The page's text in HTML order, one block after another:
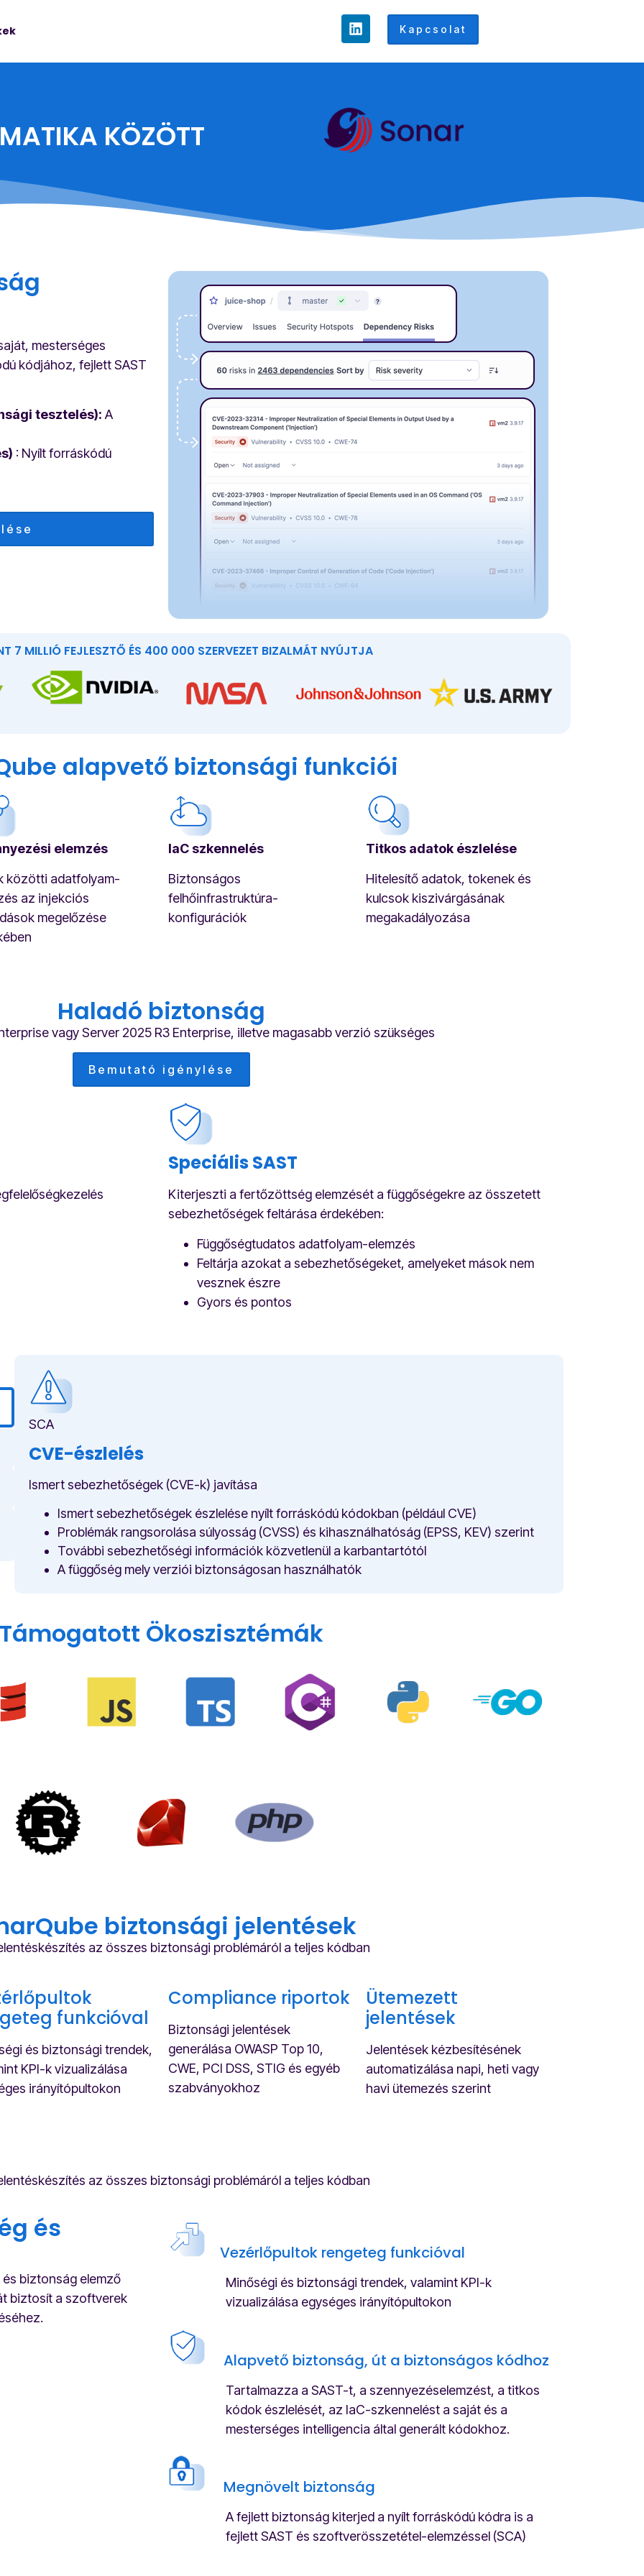
Kapcsolat
KÖZÖTT
mesterséges
kódjához, fejlett SAST
tesztelés): A
: Nyílt forráskódú
7 MILLIÓ FEJLESZTŐ ÉS 400 000 SZERVEZET BIZALMÁT NYÚJTJA
alapvető biztonsági funkciói
elemzés
közötti adatfolyam-
az injekciós
megelőzése
IaC szkennelés
Biztonságos
felhőinfrastruktúra-
konfigurációk
Titkos adatok észlelése
Hitelesítő adatok, tokenek és
kulcsok kiszivárgásának
megakadályozása
Haladó biztonság
vagy Server 2025 R3 Enterprise, illetve magasabb verzió szükséges
Bemutató igénylése
Speciális SAST
Kiterjeszti a fertőzöttség elemzését a függőségekre az összetett
sebezhetőségek feltárása érdekében:
Függőségtudatos adatfolyam-elemzés
Feltárja azokat a sebezhetőségeket, amelyeket mások nem
vesznek észre
Gyors és pontos
SCA
CVE-észlelés
Ismert sebezhetőségek (CVE-k) javítása
Ismert sebezhetőségek észlelése nyílt forráskódú kódokban (például CVE)
Problémák rangsorolása súlyosság (CVSS) és kihasználhatóság (EPSS, KEV) szerint
További sebezhetőségi információk közvetlenül a karbantartótól
A függőség mely verziói biztonságosan használhatók
Ökoszisztémák
biztonsági jelentések
az összes biztonsági problémáról a teljes kódban
funkcióval
és biztonsági trendek,
KPI-k vizualizálása
irányítópultokon
Compliance riportok
Biztonsági jelentések
generálása OWASP Top 10,
CWE, PCI DSS, STIG és egyéb
szabványokhoz
Ütemezett
jelentések
Jelentések kézbesítésének
automatizálása napi, heti vagy
havi ütemezés szerint
az összes biztonsági problémáról a teljes kódban
és
biztonság elemző
biztosít a szoftverek
Vezérlőpultok rengeteg funkcióval
Minőségi és biztonsági trendek, valamint KPI-k
vizualizálása egységes irányítópultokon
Alapvető biztonság, út a biztonságos kódhoz
Tartalmazza a SAST-t, a szennyezéselemzést, a titkos
kódok észlelését, az IaC-szkennelést a saját és a
mesterséges intelligencia által generált kódokhoz.
Megnövelt biztonság
A fejlett biztonság kiterjed a nyílt forráskódú kódra is a
fejlett SAST és szoftverösszetétel-elemzéssel (SCA)